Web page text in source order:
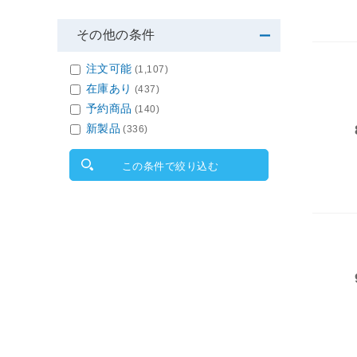
その他の条件
注文可能 (1,107)
在庫あり (437)
予約商品 (140)
新製品 (336)
この条件で絞り込む